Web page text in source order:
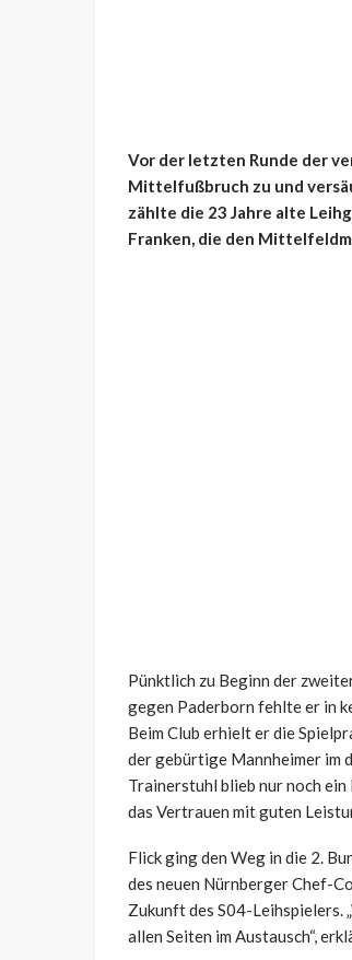
Vor der letzten Runde der
Mittelfußbruch zu und
zählte die 23 Jahre alte
Franken, die den
Pünktlich zu Beginn der
gegen Paderborn fehlte er in
Beim Club erhielt er die
der gebürtige Mannheimer im
Trainerstuhl blieb nur noch
das Vertrauen mit guten
Flick ging den Weg in die 2.
des neuen Nürnberger Chef-
Zukunft des S04-Leihspielers. „
allen Seiten im Austausch“,